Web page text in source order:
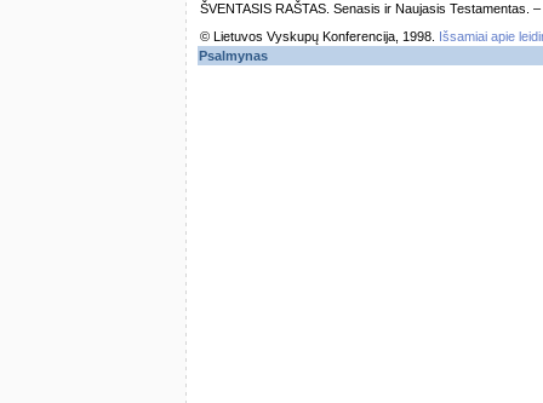
ŠVENTASIS RAŠTAS. Senasis ir Naujasis Testamentas.
© Lietuvos Vyskupų Konferencija, 1998.
Išsamiai apie
Psalmynas